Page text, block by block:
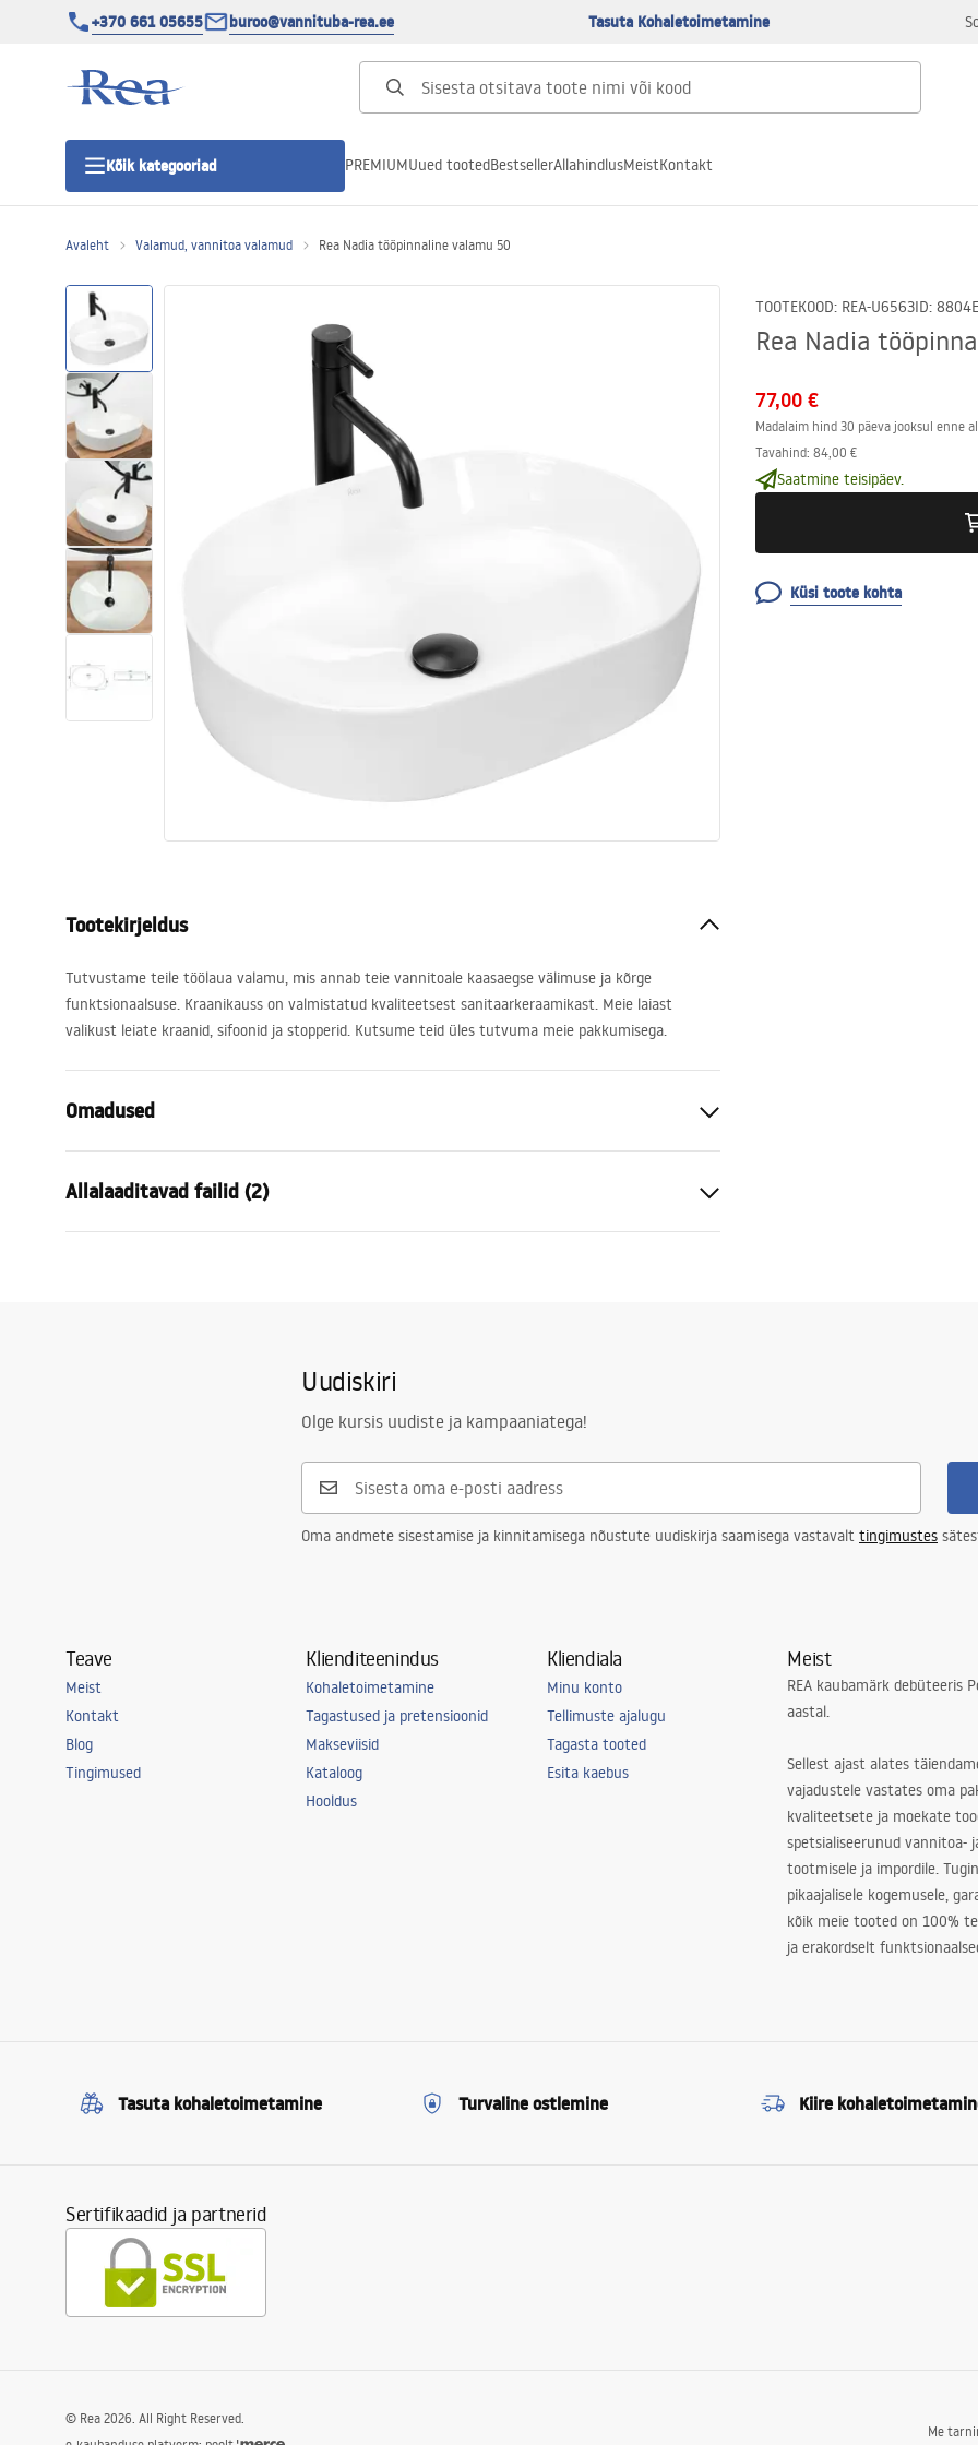
+370 661 05655 buroo@vannituba-rea.ee Tasuta Kohaletoimetamine
Kõik kategooriad
Duši uks
Lineaarne duši äravool
Tualettruumid
Vajub ära
Vannid ja ekraanid
Vannitoa segistid
PREMIUMUued tootedBestsellerAllahindlusMeistKontakt
Avaleht Valamud, vannitoa valamud Rea Nadia tööpinnaline valamu 50
TOOTEKOOD: REA-U6563ID: 8804
Rea Nadia
77,00 €
Madalaim hind 30 päeva jooksul enne
Tavahind: 84,00 €
Saatmine teisipäev.
Küsi toote kohta
Tootekirjeldus
Tutvustame teile töölaua valamu, mis annab teie vannitoale kaasaegse välimuse ja kõrge
funktsionaalsuse. Kraanikauss on valmistatud kvaliteetsest sanitaarkeraamikast. Meie laiast
valikust leiate kraanid, sifoonid ja stopperid. Kutsume teid üles tutvuma meie pakkumisega.
Omadused
Materjal
Värv
Valge
105
mm
Ei
Ei
Allalaaditavad failid (2)
Uudiskiri
Olge kursis uudiste ja kampaaniatega!
Oma andmete sisestamise ja kinnitamisega nõustute uudiskirja saamisega vastavalt tingimustes
Teave
Meist
Kontakt
Blog
Tingimused
Klienditeenindus
Kohaletoimetamine
Tagastused ja pretensioonid
Makseviisid
Kataloog
Hooldus
Kliendiala
Minu konto
Tellimuste ajalugu
Tagasta tooted
Esita kaebus
Meist
REA kaubamärk debüteeris
aastal.
Sellest ajast alates
vajadustele vastates oma
kvaliteetsete ja moekate
spetsialiseerunud vannitoa-
tootmisele ja impordile.
pikaajalisele kogemusele,
kõik meie tooted on 100%
ja erakordselt
Tasuta kohaletoimetamine Turvaline ostlemine Kiire
Sertifikaadid ja partnerid
Me
© Rea 2026. All Right Reserved.